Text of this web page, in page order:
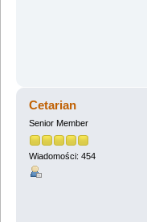
Cetarian
Senior Member
Wiadomości: 454